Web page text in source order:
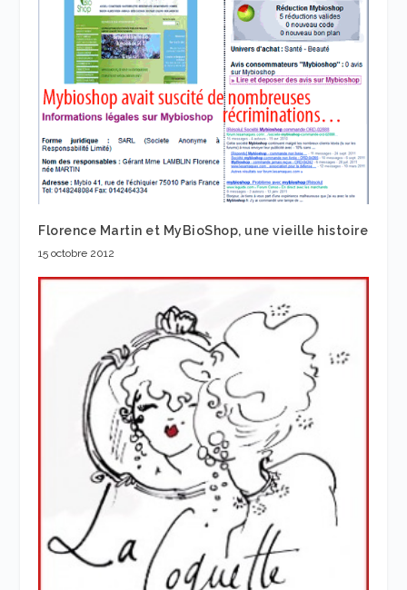
Florence Martin et MyBioShop, une vieille histoire
15 octobre 2012